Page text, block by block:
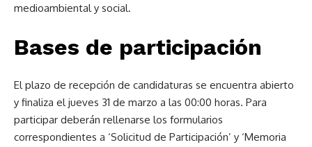
medioambiental y social.
Bases de participación
El plazo de recepción de candidaturas se encuentra abierto
y finaliza el jueves 31 de marzo a las 00:00 horas. Para
participar deberán rellenarse los formularios
correspondientes a ‘Solicitud de Participación’ y ‘Memoria